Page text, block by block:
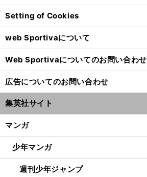
Setting of Cookies
web Sportivaについて
Web Sportivaについてのお問い合わせ
広告についてのお問い合わせ
集英社サイト
マンガ
少年マンガ
週刊少年ジャンプ